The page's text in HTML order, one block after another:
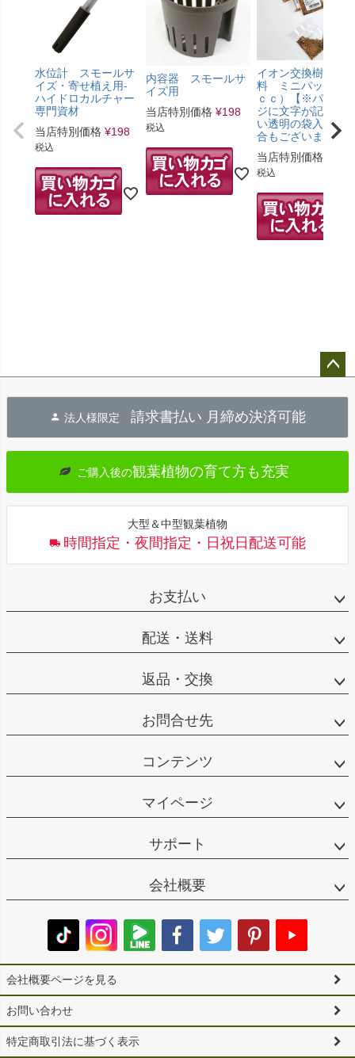
水位計 スモールサ
イズ・寄せ植え用-
ハイドロカルチャー
専門資材
当店特別価格 ¥198
税込
内容器 スモールサ
イズ用
当店特別価格 ¥198
税込
イオン交換樹脂肥
料 ミニパック（5
ｃｃ）【※パッケ
ジに文字が記載の
い透明の袋入りの
合もございます。
当店特別価格
税込
へ
法人様限定 請求書払い 月締め決済可能
ご購入後の観葉植物の育て方も充実
大型＆中型観葉植物
時間指定・夜間指定・日祝日配送可能
お支払い
配送・送料
返品・交換
お問合せ先
コンテンツ
マイページ
サポート
会社概要
会社概要ページを見る
お問い合わせ
特定商取引法に基づく表示